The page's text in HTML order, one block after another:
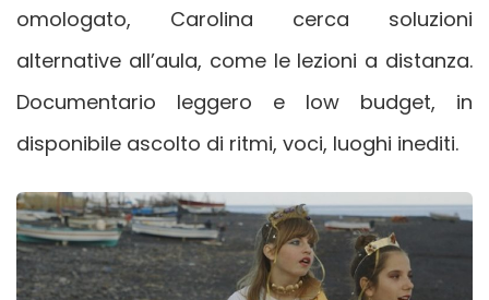
omologato, Carolina cerca soluzioni
alternative all’aula, come le lezioni a distanza.
Documentario leggero e low budget, in
disponibile ascolto di ritmi, voci, luoghi inediti.